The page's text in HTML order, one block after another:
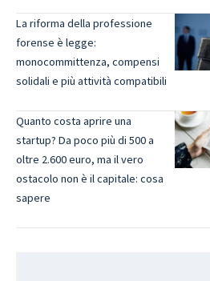
La riforma della professione
forense è legge:
monocommittenza, compensi
solidali e più attività compatibili
Quanto costa aprire una
startup? Da poco più di 500 a
oltre 2.600 euro, ma il vero
ostacolo non è il capitale: cosa
sapere